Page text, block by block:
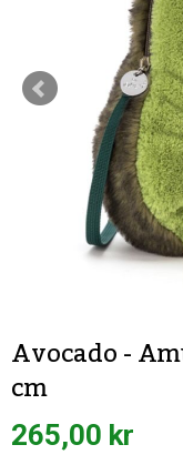
Avocado -
cm
265,00 kr